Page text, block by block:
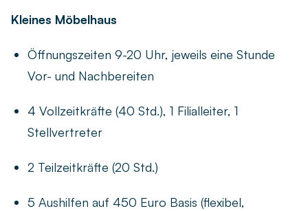
Kleines Möbelhaus
Öffnungszeiten 9-20 Uhr, jeweils eine Stunde
Vor- und Nachbereiten
4 Vollzeitkräfte (40 Std.), 1 Filialleiter, 1
Stellvertreter
2 Teilzeitkräfte (20 Std.)
5 Aushilfen auf 450 Euro Basis (flexibel,